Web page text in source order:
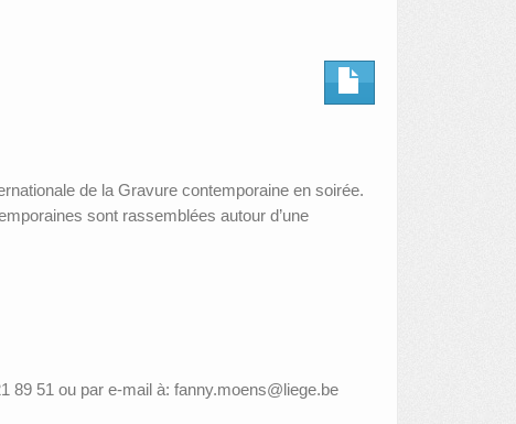
de la Gravure contemporaine en soirée.
sont rassemblées autour d’une
89 51 ou par e-mail à: fanny.moens@liege.be